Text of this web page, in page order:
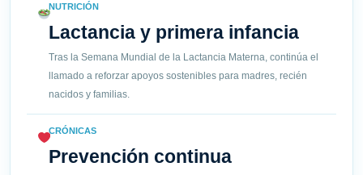
NUTRICIÓN
Lactancia y primera infancia
Tras la Semana Mundial de la Lactancia Materna, continúa el
llamado a reforzar apoyos sostenibles para madres, recién
nacidos y familias.
CRÓNICAS
Prevención continua